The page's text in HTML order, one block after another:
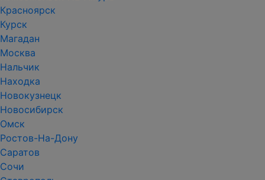
Красноярск
Курск
Магадан
Москва
Нальчик
Находка
Новокузнецк
Новосибирск
Омск
Ростов-На-Дону
Саратов
Сочи